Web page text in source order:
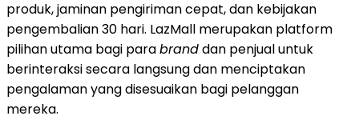
produk, jaminan pengiriman cepat, dan kebijakan
pengembalian 30 hari. LazMall merupakan platform
pilihan utama bagi parabranddan penjual untuk
berinteraksi secara langsung dan menciptakan
pengalaman yang disesuaikan bagi pelanggan
mereka.